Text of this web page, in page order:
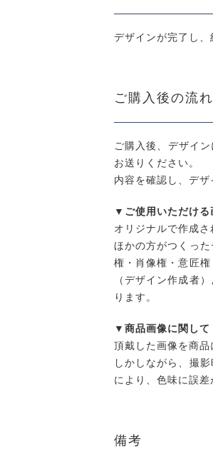
デザインが完了し、
ご購入後の流れ
ご購入後、デザイ
お送りください。
内容を確認し、デザ
▼ご使用いただける
オリジナルで作成さ
ほかの方がつくっ
権・肖像権・意匠
（デザイン作成者
ります。
▼商品画像に関して
頂戴した画像を商品
しかしながら、撮
により、色味に誤差
備考